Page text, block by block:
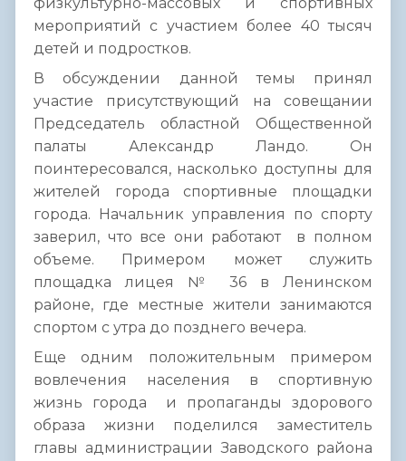
мероприятий с участием более 40 тысяч
детей и подростков.
В обсуждении данной темы принял
участие присутствующий на совещании
Председатель областной Общественной
палаты Александр Ландо. Он
поинтересовался, насколько доступны для
жителей города спортивные площадки
города. Начальник управления по спорту
заверил, что все они работают в полном
объеме. Примером может служить
площадка лицея № 36 в Ленинском
районе, где местные жители занимаются
спортом с утра до позднего вечера.
Еще одним положительным примером
вовлечения населения в спортивную
жизнь города и пропаганды здорового
образа жизни поделился заместитель
главы администрации Заводского района